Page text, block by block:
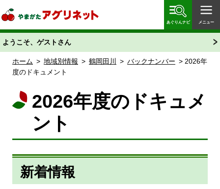
「あぐりん」
あぐりんナビ メニュー
ようこそ、ゲストさん
ホーム > 地域別情報 > 鶴岡田川 > バックナンバー > 2026年
度のドキュメント
2026年度のドキュメ
ント
新着情報